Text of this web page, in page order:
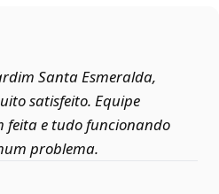
Santa Esmeralda,
satisfeito. Equipe
feita e tudo funcionando
problema.